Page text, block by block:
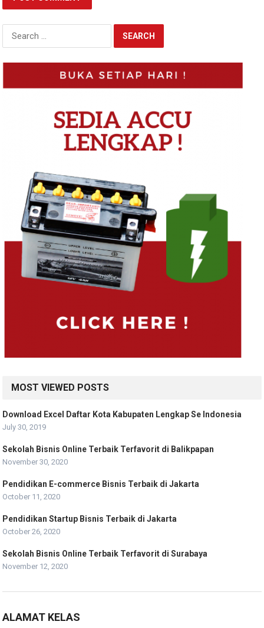
Search
for:
MOST VIEWED POSTS
Download Excel Daftar Kota Kabupaten Lengkap Se Indonesia
July 30, 2019
Sekolah Bisnis Online Terbaik Terfavorit di Balikpapan
November 30, 2020
Pendidikan E-commerce Bisnis Terbaik di Jakarta
October 11, 2020
Pendidikan Startup Bisnis Terbaik di Jakarta
October 26, 2020
Sekolah Bisnis Online Terbaik Terfavorit di Surabaya
November 12, 2020
ALAMAT KELAS